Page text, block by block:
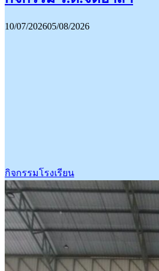
10/07/202605/08/2026
กิจกรรมโรงเรียน